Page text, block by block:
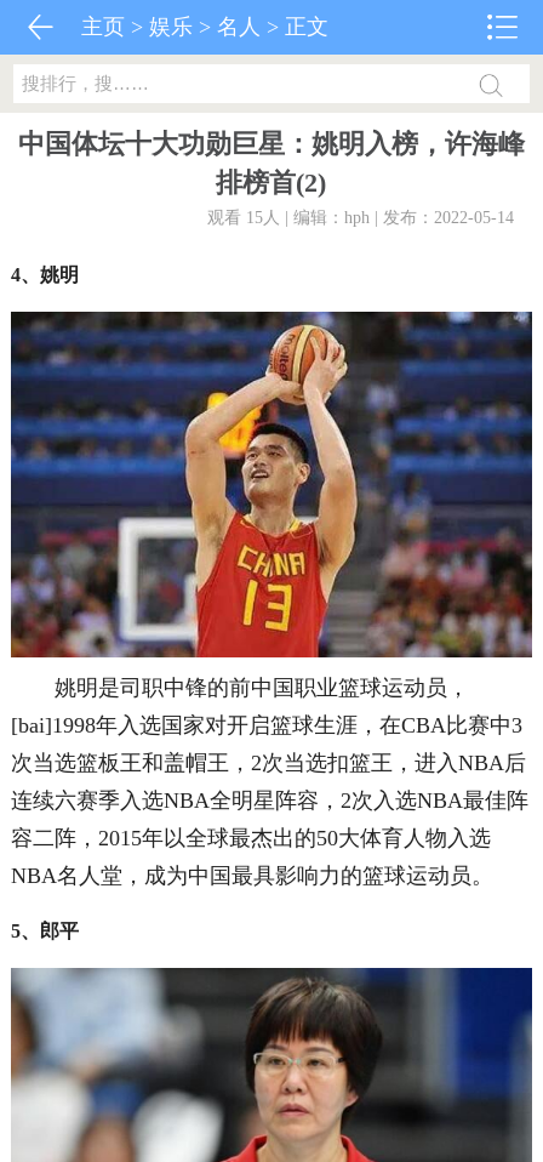
主页 >娱乐 >名人 > 正文
中国体坛十大功勋巨星：姚明入榜，许海峰
排榜首(2)
观看 15人 | 编辑：hph | 发布：2022-05-14
4、姚明
姚明是司职中锋的前中国职业篮球运动员，
[bai]1998年入选国家对开启篮球生涯，在CBA比赛中3
次当选篮板王和盖帽王，2次当选扣篮王，进入NBA后
连续六赛季入选NBA全明星阵容，2次入选NBA最佳阵
容二阵，2015年以全球最杰出的50大体育人物入选
NBA名人堂，成为中国最具影响力的篮球运动员。
5、郎平